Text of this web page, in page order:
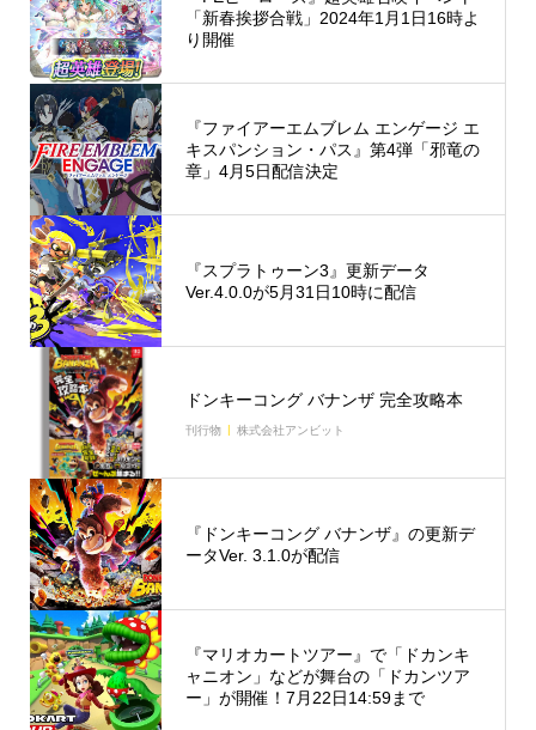
「新春挨拶合戦」2024年1月1日16時よ
り開催
『ファイアーエムブレム エンゲージ エ
キスパンション・パス』第4弾「邪竜の
章」4月5日配信決定
『スプラトゥーン3』更新データ
Ver.4.0.0が5月31日10時に配信
ドンキーコング バナンザ 完全攻略本
刊行物 株式会社アンビット
『ドンキーコング バナンザ』の更新デ
ータVer. 3.1.0が配信
『マリオカートツアー』で「ドカンキ
ャニオン」などが舞台の「ドカンツア
ー」が開催！7月22日14:59まで